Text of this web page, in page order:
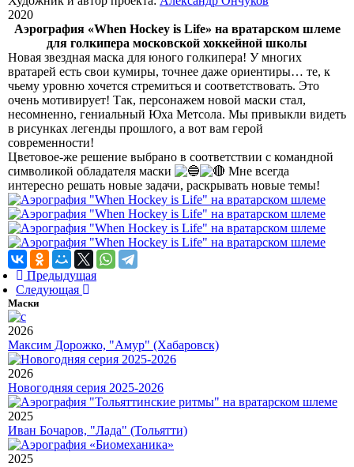
2020
Аэрография «When Hockey is Life» на вратарском шлеме
для голкипера московской хоккейной школы
Новая звездная маска для юного голкипера! У многих
вратарей есть свои кумиры, точнее даже ориентиры… те, к
чьему уровню хочется стремиться и соответствовать. Это
очень мотивирует! Так, персонажем новой маски стал,
несомненно, гениальный Юха Метсола. Мы привыкли видеть
в рисунках легенды прошлого, а вот вам герой
современности!
Цветовое-же решение выбрано в соответствии с командной
символикой обладателя маски
Мне всегда
интересно решать новые задачи, раскрывать новые темы!
Предыдущая
Следующая
Маски
2026
Максим Дорожко, "Амур" (Хабаровск)
2026
Новогодняя серия 2025-2026
2025
Иван Бочаров, "Лада" (Тольятти)
2025